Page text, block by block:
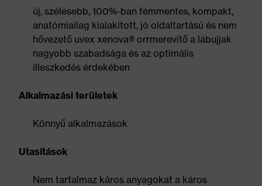
új, szélesebb, 100%-ban fémmentes, kompakt,
anatómiailag kialakított, jó oldaltartású és nem
hővezető uvex xenova® orrmerevítő a lábujjak
nagyobb szabadsága és az optimális
illeszkedés érdekében
Alkalmazási területek
Könnyű alkalmazások
Utasítások
Nem tartalmaz káros anyagokat a káros